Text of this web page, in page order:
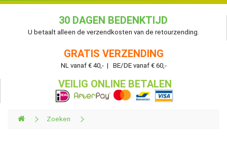
30 DAGEN BEDENKTIJD
U betaalt alleen de verzendkosten van de retourzending.
GRATIS VERZENDING
NL vanaf € 40,- | BE/DE vanaf € 60,-
VEILIG ONLINE BETALEN
Zoeken